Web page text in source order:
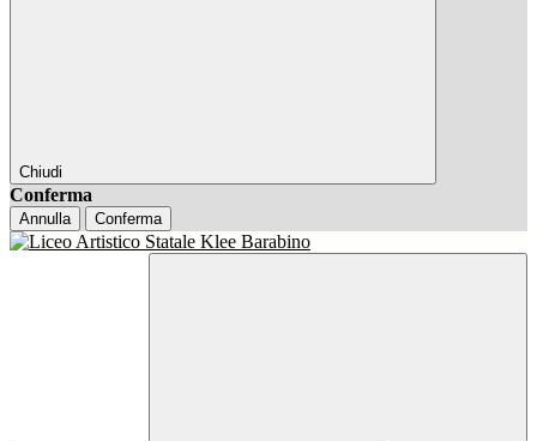
Chiudi
Conferma
Annulla Conferma